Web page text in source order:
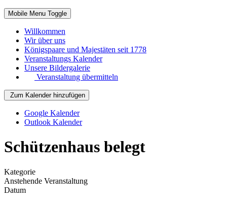
Mobile Menu Toggle
Willkommen
Wir über uns
Königspaare und Majestäten seit 1778
Veranstaltungs Kalender
Unsere Bildergalerie
Veranstaltung übermitteln
Zum Kalender hinzufügen
Google Kalender
Outlook Kalender
Schützenhaus belegt
Kategorie
Anstehende Veranstaltung
Datum